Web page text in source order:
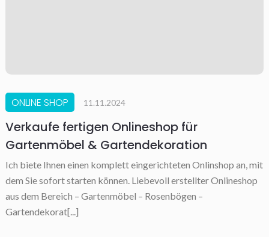
ONLINE SHOP 11.11.2024
Verkaufe fertigen Onlineshop für
Gartenmöbel & Gartendekoration
Ich biete Ihnen einen komplett eingerichteten Onlinshop an, mit
dem Sie sofort starten können. Liebevoll erstellter Onlineshop
aus dem Bereich – Gartenmöbel – Rosenbögen –
Gartendekorat[...]